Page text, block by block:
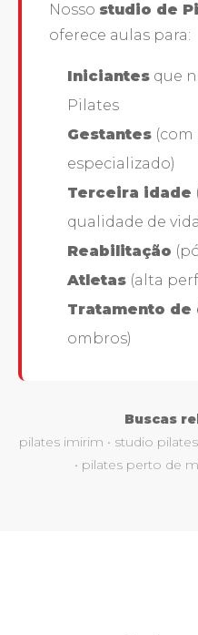
Nosso studio de
oferece aulas para:
Iniciantes que
Pilates
Gestantes
especializado)
Terceira idade
qualidade de
Reabilitação
Atletas (alta
Tratamento de
ombros)
Buscas
pilates imirim • studio
• pilates perto de